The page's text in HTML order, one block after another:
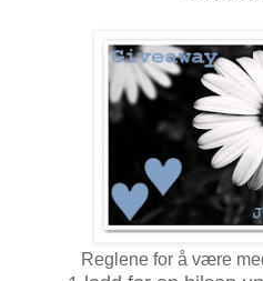
Reglene for å være